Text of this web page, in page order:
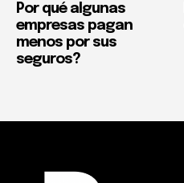
Por qué algunas
empresas pagan
menos por sus
seguros?